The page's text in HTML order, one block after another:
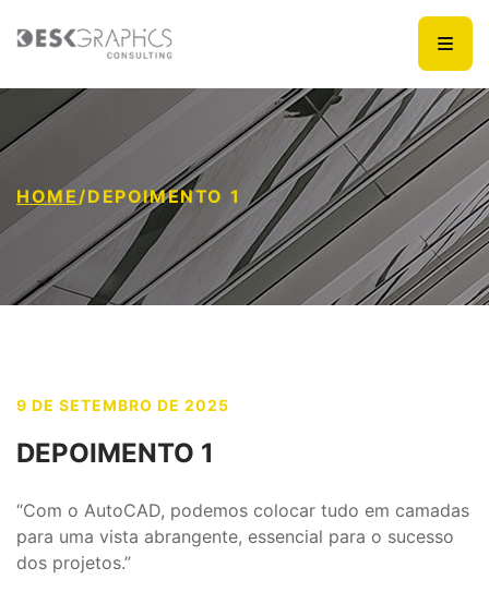
HOME/DEPOIMENTO 1
9 DE SETEMBRO DE 2025
DEPOIMENTO 1
“Com o AutoCAD, podemos colocar tudo em camadas
para uma vista abrangente, essencial para o sucesso
dos projetos.”